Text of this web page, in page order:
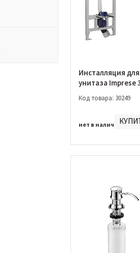
Инсталляция для
унитаза Imprese
PANI белая (i9109)
Код товара: 30249
нет в наличии